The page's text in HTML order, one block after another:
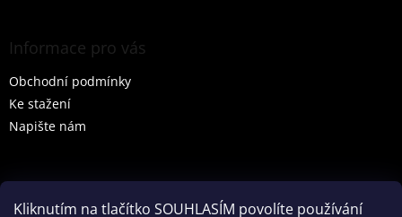
Kliknutím na tlačítko SOUHLASÍM povolíte používání
Informace pro vás
Obchodní podmínky
Ke stažení
Napište nám